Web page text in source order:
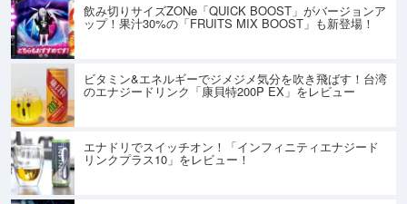
飲み切りサイズZONe「QUICK BOOST」がバージョンア
ップ！果汁30%の「FRUITS MIX BOOST」も新登場！
ビタミン&エネルギーでジメジメ気分を吹き飛ばす！台湾
のエナジードリンク「康貝特200P EX」をレビュー
エナドリでスイッチオン！「インフィニティエナジード
リンクプラス10」をレビュー！